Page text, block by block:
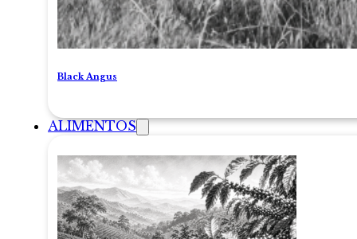
Black Angus
ALIMENTOS